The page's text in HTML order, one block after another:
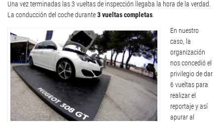
Una vez terminadas las 3 vueltas de inspección llegaba la hora de la verdad.
La conducción del coche durante3 vueltas completas
En nuestro
caso, la
organización
nos concedió el
privilegio de dar
6 vueltas para
realizar el
reportaje y así
apurar al